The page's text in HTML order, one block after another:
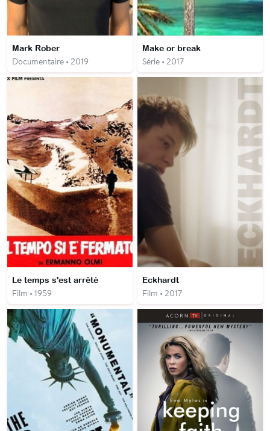
Mark Rober
Documentaire • 2019
Make or break
Série • 2017
Le temps s'est arrêté
Film • 1959
Eckhardt
Film • 2017